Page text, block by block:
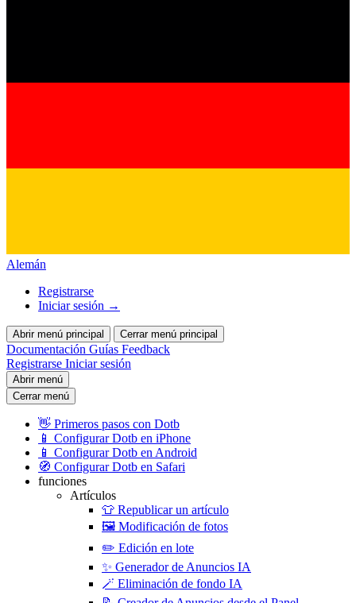
Alemán
Registrarse
Iniciar sesión →
Abrir menú principal Cerrar menú principal
Documentación Guías Feedback
Registrarse Iniciar sesión
Abrir menú
Cerrar menú
👋 Primeros pasos con Dotb
📱 Configurar Dotb en iPhone
📱 Configurar Dotb en Android
🧭 Configurar Dotb en Safari
funciones
Artículos
👕 Republicar un artículo
🖼️ Modificación de fotos
✏️ Edición en lote
✨ Generador de Anuncios IA
🪄 Eliminación de fondo IA